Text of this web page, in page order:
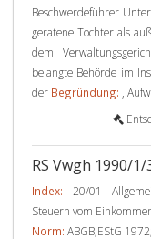
Beschwerdeführer
geratene Tochter als
dem
belangte Behörde im
der Begründung: ,
RS Vwgh 1990/
Index: 20/01
Steuern vom
Norm: ABGB;EStG